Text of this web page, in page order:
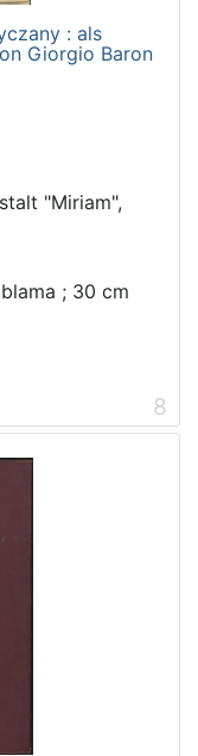
: als
Giorgio Baron
"Miriam",
; 30 cm
8